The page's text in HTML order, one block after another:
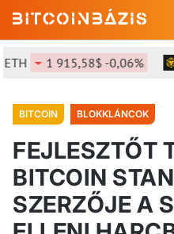
1 915,58$ -0,06%
BITCOIN BLOKKLÁNCOK
FEJLESZTŐT
BITCOIN
SZERZŐJE A